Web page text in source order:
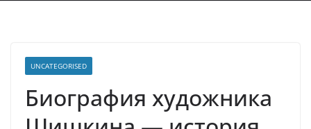
UNCATEGORISED
Биография художника